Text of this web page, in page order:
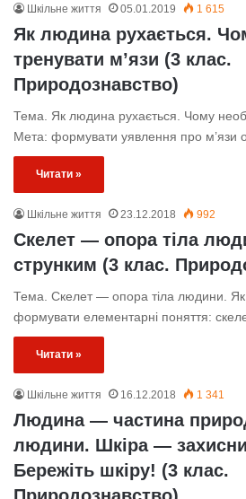
Шкільне життя 05.01.2019 1 615
Як людина рухається.
тренувати м’язи (3 клас.
Природознавство)
Тема. Як людина рухається. Чому
Мета: формувати уявлення про м’язи
Читати »
Шкільне життя 23.12.2018 992
Скелет — опора тіла
струнким (3 клас.
Тема. Скелет — опора тіла людини.
формувати елементарні поняття:
Читати »
Шкільне життя 16.12.2018 1 341
Людина — частина
людини. Шкіра —
Бережіть шкіру! (3 клас.